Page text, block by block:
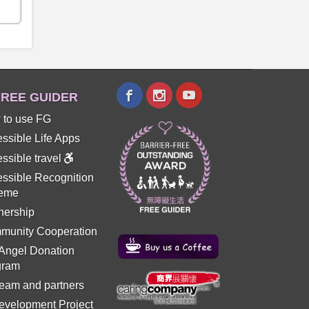
GUIDER
to use FG
Life Apps
travel
Recognition
Cooperation
Donation
and partners
Project